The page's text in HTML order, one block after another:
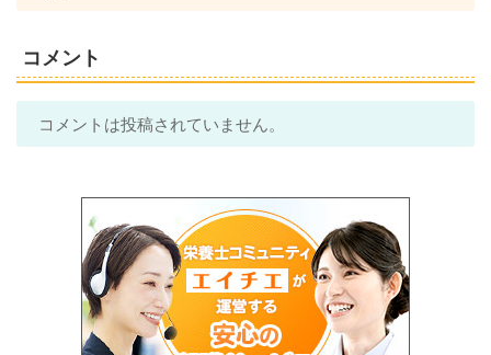
コメント
コメントは投稿されていません。